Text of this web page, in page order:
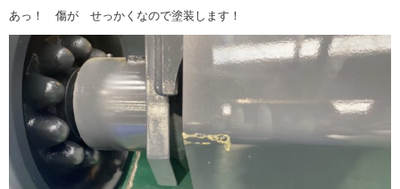
あっ！ 傷が せっかくなので塗装します！